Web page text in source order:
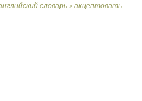
словарь > акцептовать